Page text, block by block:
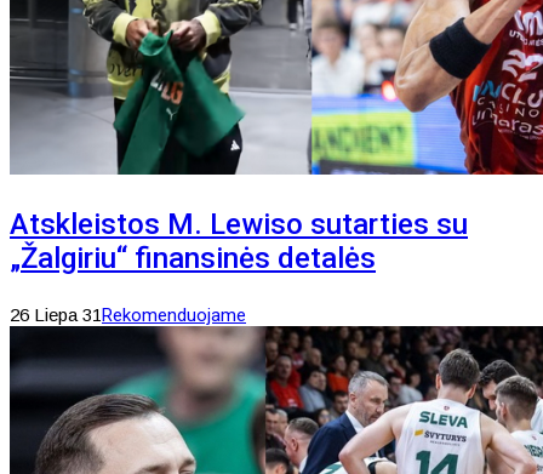
Atskleistos M. Lewiso sutarties su
„Žalgiriu“ finansinės detalės
26 Liepa 31Rekomenduojame